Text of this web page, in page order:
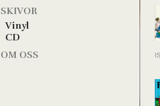
SKIVOR
Vinyl
CD
OM OSS